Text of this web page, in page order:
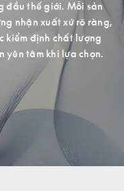
trải nghiệm và mua